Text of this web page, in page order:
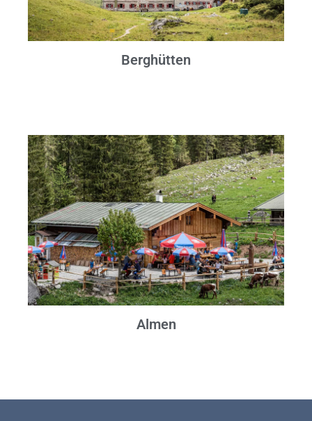
Berghütten
Almen